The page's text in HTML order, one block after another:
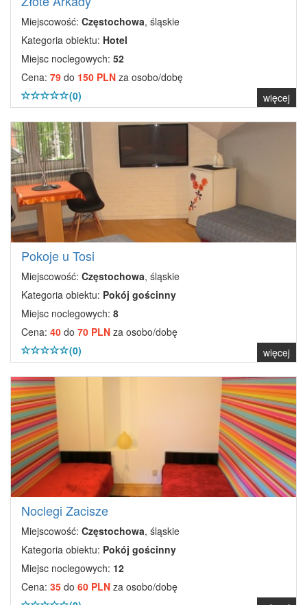
Miejscowość: Częstochowa, śląskie
Kategoria obiektu: Hotel
Miejsc noclegowych: 52
Cena: 79 do 150 PLN za osobo/dobę
(0)
więcej
Pokoje u Tosi
Miejscowość: Częstochowa, śląskie
Kategoria obiektu: Pokój gościnny
Miejsc noclegowych: 8
Cena: 40 do 70 PLN za osobo/dobę
(0)
więcej
Noclegi Zacisze
Miejscowość: Częstochowa, śląskie
Kategoria obiektu: Pokój gościnny
Miejsc noclegowych: 12
Cena: 35 do 60 PLN za osobo/dobę